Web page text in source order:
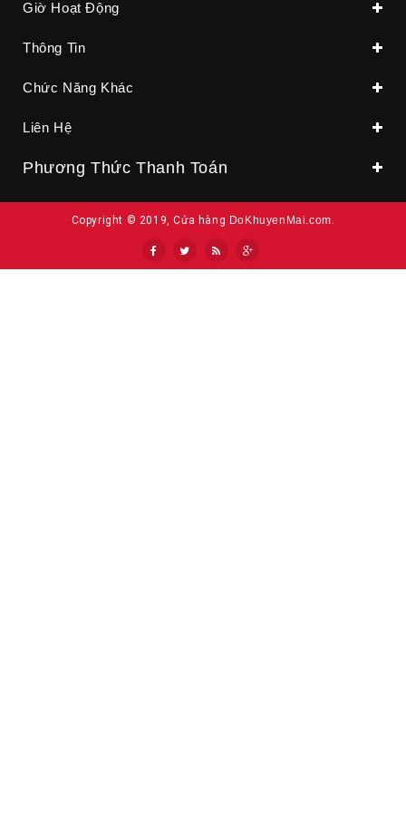
Giờ Hoạt Động
Thông Tin
Chức Năng Khác
Liên Hệ
Phương Thức Thanh Toán
Copyright © 2019, Cửa hàng DoKhuyenMai.com